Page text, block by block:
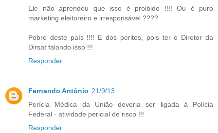
Ele não aprendeu que isso é proibido !!!! Ou é puro
marketing eleitoreiro e irresponsável ????
Pobre deste país !!!! E dos peritos, pois ter o Diretor da
Dirsat falando isso !!!
Responder
Fernando Antônio 21/9/13
Perícia Médica da União deveria ser ligada à Polícia
Federal - atividade pericial de risco !!!
Responder